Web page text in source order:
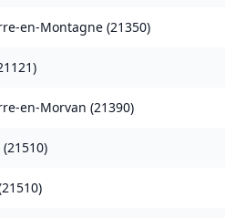
en-Montagne (21350)
)
en-Morvan (21390)
(21510)
21510)